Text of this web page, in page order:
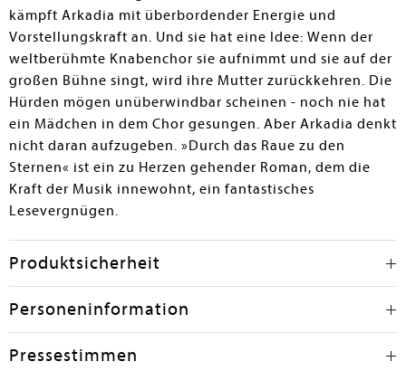
kämpft Arkadia mit überbordender Energie und
Vorstellungskraft an. Und sie hat eine Idee: Wenn der
weltberühmte Knabenchor sie aufnimmt und sie auf der
großen Bühne singt, wird ihre Mutter zurückkehren. Die
Hürden mögen unüberwindbar scheinen - noch nie hat
ein Mädchen in dem Chor gesungen. Aber Arkadia denkt
nicht daran aufzugeben. »Durch das Raue zu den
Sternen« ist ein zu Herzen gehender Roman, dem die
Kraft der Musik innewohnt, ein fantastisches
Lesevergnügen.
Produktsicherheit
Personeninformation
Pressestimmen